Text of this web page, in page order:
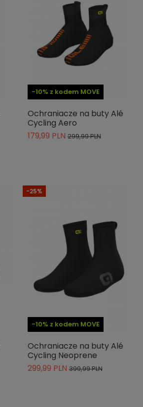
-10% z kodem MOVE
Ochraniacze na buty Alé
Cycling Aero
179,99 PLN 299,99 PLN
-10% z kodem MOVE
-25%
Ochraniacze na buty Alé
Cycling Neoprene
299,99 PLN 399,99 PLN